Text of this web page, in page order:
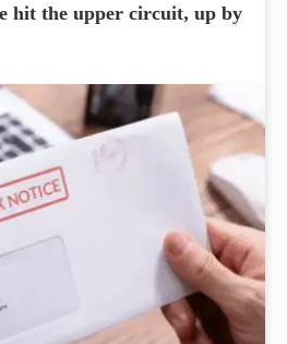
hit the upper circuit, up by